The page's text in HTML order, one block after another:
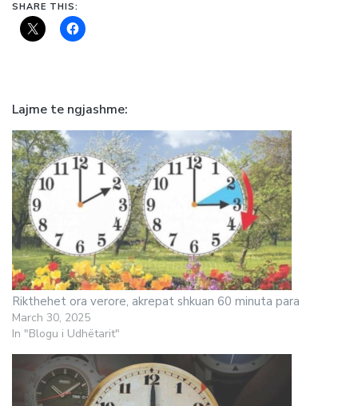
SHARE THIS:
Lajme te ngjashme
Rikthehet ora verore, akrepat shkuan 60 minuta para
March 30, 2025
In "Blogu i Udhëtarit"